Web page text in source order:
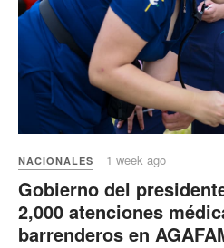
NACIONALES 1 week ago
Gobierno del
2,000 atenciones
barrenderos en